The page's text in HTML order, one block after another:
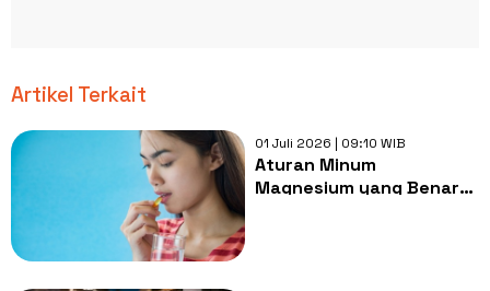
Artikel Terkait
01 Juli 2026 | 09:10 WIB
Aturan Minum
Magnesium yang Benar